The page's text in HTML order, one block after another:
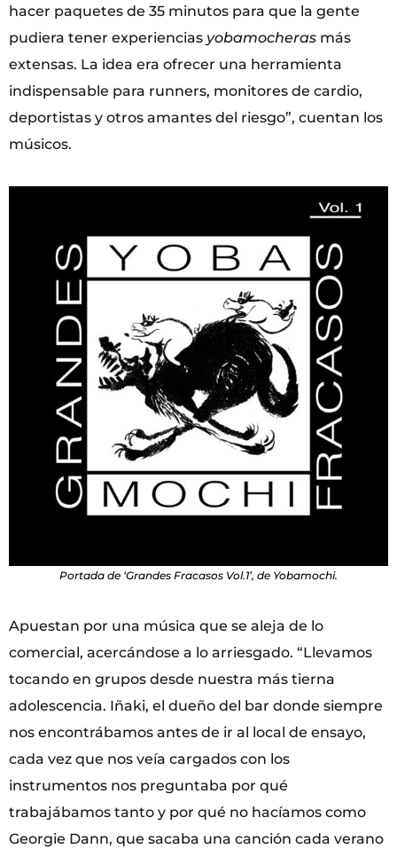
hacer paquetes de 35 minutos para que la gente
pudiera tener experiencias yobamocheras más
extensas. La idea era ofrecer una herramienta
indispensable para runners, monitores de cardio,
deportistas y otros amantes del riesgo”, cuentan los
músicos.
Portada de ‘Grandes Fracasos Vol.1’, de Yobamochi.
Apuestan por una música que se aleja de lo
comercial, acercándose a lo arriesgado. “Llevamos
tocando en grupos desde nuestra más tierna
adolescencia. Iñaki, el dueño del bar donde siempre
nos encontrábamos antes de ir al local de ensayo,
cada vez que nos veía cargados con los
instrumentos nos preguntaba por qué
trabajábamos tanto y por qué no hacíamos como
Georgie Dann, que sacaba una canción cada verano